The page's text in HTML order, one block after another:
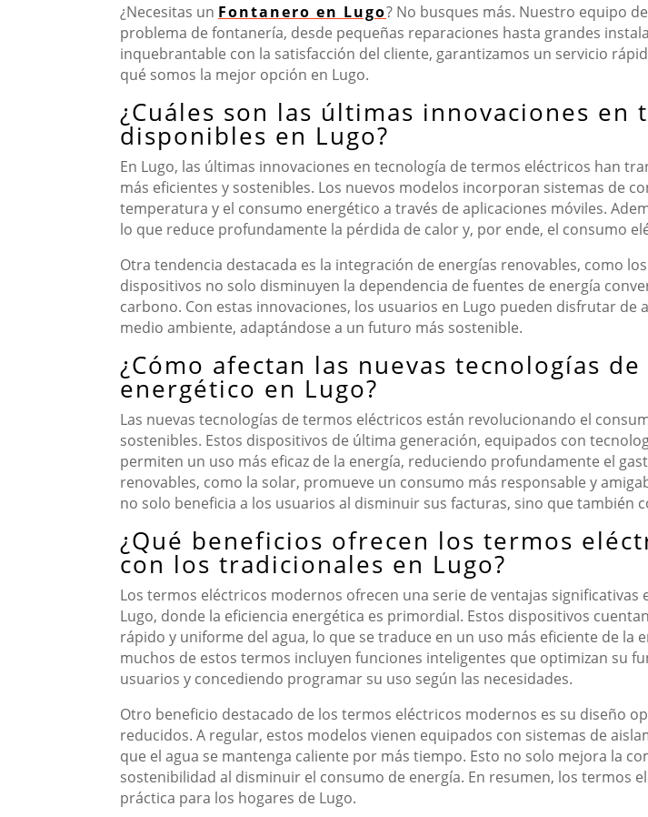
¿Necesitas un Fontanero en Lugo? No busques más. Nuestro equipo
problema de fontanería, desde pequeñas reparaciones hasta grandes
inquebrantable con la satisfacción del cliente, garantizamos un servicio
qué somos la mejor opción en Lugo.
¿Cuáles son las últimas innovaciones
disponibles en Lugo?
En Lugo, las últimas innovaciones en tecnología de termos eléctricos han
más eficientes y sostenibles. Los nuevos modelos incorporan sistemas de
temperatura y el consumo energético a través de aplicaciones móviles.
lo que reduce profundamente la pérdida de calor y, por ende, el consumo
Otra tendencia destacada es la integración de energías renovables, como
dispositivos no solo disminuyen la dependencia de fuentes de energía
carbono. Con estas innovaciones, los usuarios en Lugo pueden disfrutar
medio ambiente, adaptándose a un futuro más sostenible.
¿Cómo afectan las nuevas tecnologías
energético en Lugo?
Las nuevas tecnologías de termos eléctricos están revolucionando el
sostenibles. Estos dispositivos de última generación, equipados con
permiten un uso más eficaz de la energía, reduciendo profundamente el
renovables, como la solar, promueve un consumo más responsable y
no solo beneficia a los usuarios al disminuir sus facturas, sino que
¿Qué beneficios ofrecen los termos
con los tradicionales en Lugo?
Los termos eléctricos modernos ofrecen una serie de ventajas
Lugo, donde la eficiencia energética es primordial. Estos dispositivos
rápido y uniforme del agua, lo que se traduce en un uso más eficiente de la
muchos de estos termos incluyen funciones inteligentes que optimizan su
usuarios y concediendo programar su uso según las necesidades.
Otro beneficio destacado de los termos eléctricos modernos es su diseño
reducidos. A regular, estos modelos vienen equipados con sistemas de
que el agua se mantenga caliente por más tiempo. Esto no solo mejora la
sostenibilidad al disminuir el consumo de energía. En resumen, los termos
práctica para los hogares de Lugo.